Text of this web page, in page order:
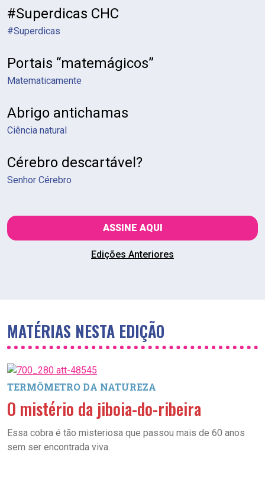
#Superdicas CHC
#Superdicas
Portais “matemágicos”
Matematicamente
Abrigo antichamas
Ciência natural
Cérebro descartável?
Senhor Cérebro
ASSINE AQUI
Edições Anteriores
MATÉRIAS NESTA EDIÇÃO
TERMÔMETRO DA NATUREZA
O mistério da jiboia-do-ribeira
Essa cobra é tão misteriosa que passou mais de 60 anos
sem ser encontrada viva.